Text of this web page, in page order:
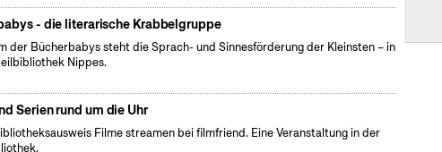
- die literarische Krabbelgruppe
der Bücherbabys steht die Sprach- und Sinnesförderung der Kleinsten – in
Nippes.
Serien rund um die Uhr
Filme streamen bei filmfriend. Eine Veranstaltung in der